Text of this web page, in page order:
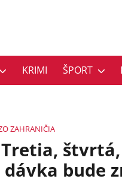
KRIMI ŠPORT
ZAHRANIČIA
bude